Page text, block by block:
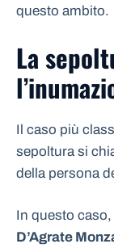
questo ambito.
La
Il caso più
sepoltura si
della persona
In questo caso,
D’Agrate